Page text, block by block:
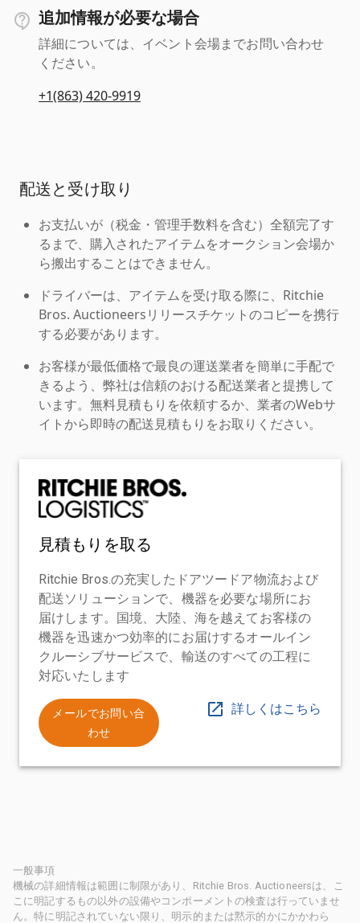
追加情報が必要な場合
詳細については、イベント会場までお問い合わせ
ください。
+1(863) 420-9919
配送と受け取り
お支払いが（税金・管理手数料を含む）全額完了す
るまで、購入されたアイテムをオークション会場か
ら搬出することはできません。
ドライバーは、アイテムを受け取る際に、Ritchie
Bros. Auctioneersリリースチケットのコピーを携行
する必要があります。
お客様が最低価格で最良の運送業者を簡単に手配で
きるよう、弊社は信頼のおける配送業者と提携して
います。無料見積もりを依頼するか、業者のWebサ
イトから即時の配送見積もりをお取りください。
見積もりを取る
Ritchie Bros.の充実したドアツードア物流および
配送ソリューションで、機器を必要な場所にお
届けします。国境、大陸、海を越えてお客様の
機器を迅速かつ効率的にお届けするオールイン
クルーシブサービスで、輸送のすべての工程に
対応いたします
メールでお問い合
わせ
詳しくはこちら
一般事項
機械の詳細情報は範囲に制限があり、Ritchie Bros. Auctioneersは、こ
こに明記するもの以外の設備やコンポーメントの検査は行っていませ
ん。特に明記されていない限り、明示的または黙示的かにかかわら